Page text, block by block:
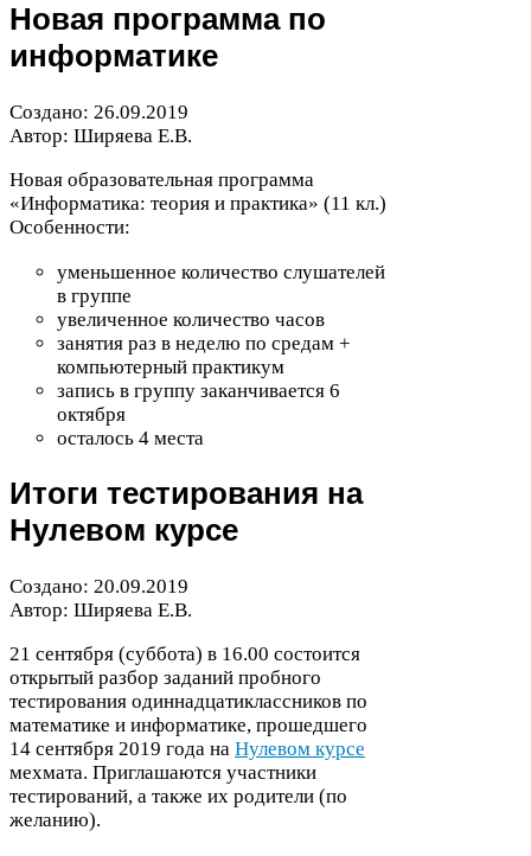
Новая программа по
информатике
Создано: 26.09.2019
Автор: Ширяева Е.В.
Новая образовательная программа
«Информатика: теория и практика» (11 кл.)
Особенности:
уменьшенное количество слушателей
в группе
увеличенное количество часов
занятия раз в неделю по средам +
компьютерный практикум
запись в группу заканчивается 6
октября
осталось 4 места
Итоги тестирования на
Нулевом курсе
Создано: 20.09.2019
Автор: Ширяева Е.В.
21 сентября (суббота) в 16.00 состоится
открытый разбор заданий пробного
тестирования одиннадцатиклассников по
математике и информатике, прошедшего
14 сентября 2019 года на Нулевом курсе
мехмата. Приглашаются участники
тестирований, а также их родители (по
желанию).